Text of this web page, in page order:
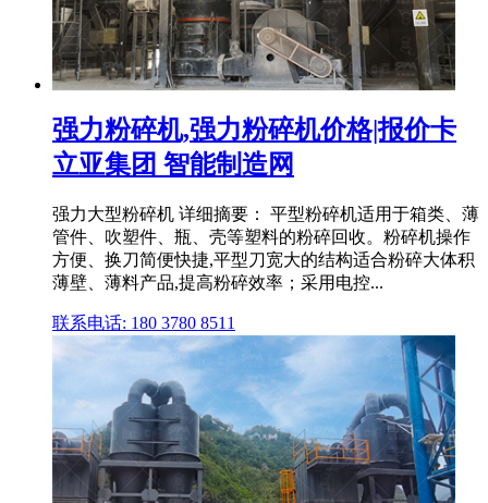
强力粉碎机,强力粉碎机价格|报价卡
立亚集团 智能制造网
强力大型粉碎机 详细摘要： 平型粉碎机适用于箱类、薄
管件、吹塑件、瓶、壳等塑料的粉碎回收。粉碎机操作
方便、换刀简便快捷,平型刀宽大的结构适合粉碎大体积
薄壁、薄料产品,提高粉碎效率；采用电控...
联系电话: 180 3780 8511